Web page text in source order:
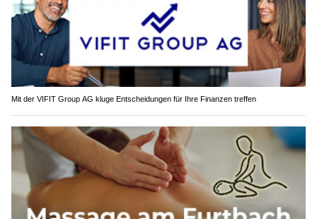
Mit der VIFIT Group AG kluge Entscheidungen für Ihre Finanzen treffen